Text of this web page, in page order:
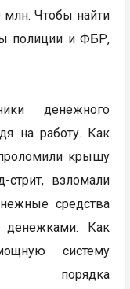
Чтобы найти
полиции и ФБР,
денежного
на работу. Как
проломили крышу
стрит, взломали
средства
денежками. Как
систему
порядка